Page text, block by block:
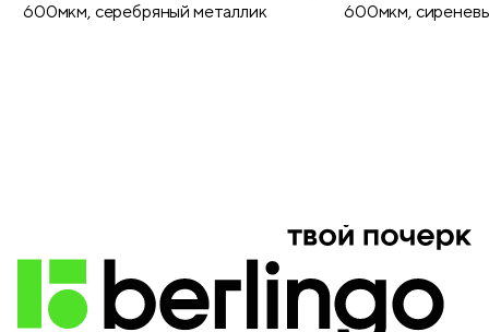
600мкм, серебряный металлик
600мкм,